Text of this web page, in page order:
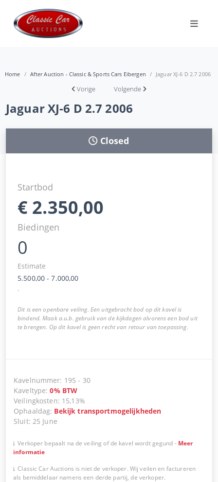
Home After Auction - Classic & Sports Cars Eibergen Jaguar XJ-6 D 2.7 2006
Vorige Volgende
Jaguar XJ-6 D 2.7 2006
Closed
Startbod
€ 2.350,00
Biedingen
0
Estimate
5.500,00 -7.000,00
.
Dit is een openbare veiling. Een uitgebracht bod op dit kavel is
bindend. Maak a.u.b. gebruik van de kijkdagen alvorens een bod uit
te brengen. Op dit kavel is geen recht van retour van toepassing.
Kavelnummer: 195 - 30
Kaveltype:0% BTW
Veilingkosten: 15,13%
Ophaaldag: Bekijk transportmogelijkheden
Sluit: 25 June
Verkoper bepaalt na de veiling of de kavel wordt gegund - Meer
informatie
Classic Car Auctions is niet de verkoper. Wij veilen en factureren
als bemiddelaar namens een derde partij, de verkoper.